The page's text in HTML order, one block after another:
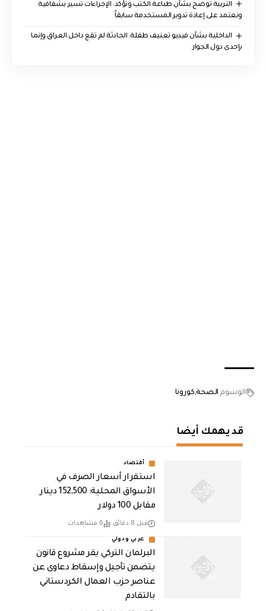
التربية توضح بشأن طباعة الكتب وتؤكد: الإجراءات تسير بشفافية
ونعتمد على إعادة تدوير المستخدمة سابقاً
الداخلية بشأن فيديو تعنيف طفلة: الحادثة لم تقع داخل العراق وإنما
بإحدى دول الجوار
الوسوم الصحة كورونا
قد يهمك أيضا
أقتصاد
استقرار أسعار الصرف في
الأسواق المحلية: 152,500 دينار
مقابل 100 دولار
قبل 8 دقائق 6 مشاهدات
عربي ودولي
البرلمان التركي يقر مشروع قانون
يتضمن تأجيل وإسقاط دعاوى عن
عناصر حزب العمال الكردستاني
بالتقادم